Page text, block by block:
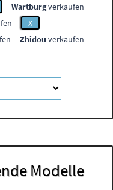
Wartburgverkaufen
X
Zhidou verkaufen
Modelle